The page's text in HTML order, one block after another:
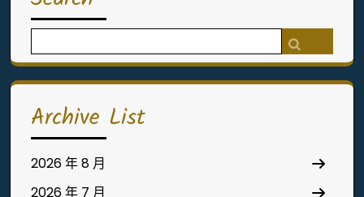
for:
Archive List
2026 年 8 月
2026 年 7 月